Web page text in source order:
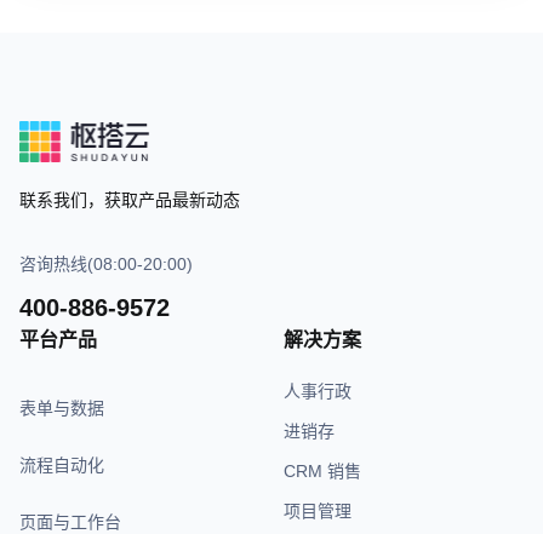
联系我们，获取产品最新动态
咨询热线(08:00-20:00)
400-886-9572
平台产品
表单与数据
流程自动化
页面与工作台
解决方案
人事行政
进销存
CRM 销售
项目管理